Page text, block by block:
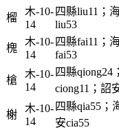
榴
木-10-
14
四縣liu11；
liu53
槐
木-10-
14
四縣fai11；
fai53
槍
木-10-
14
四縣qiong24
ciong11；詔
榭
木-10-
14
四縣qia55；
安cia55